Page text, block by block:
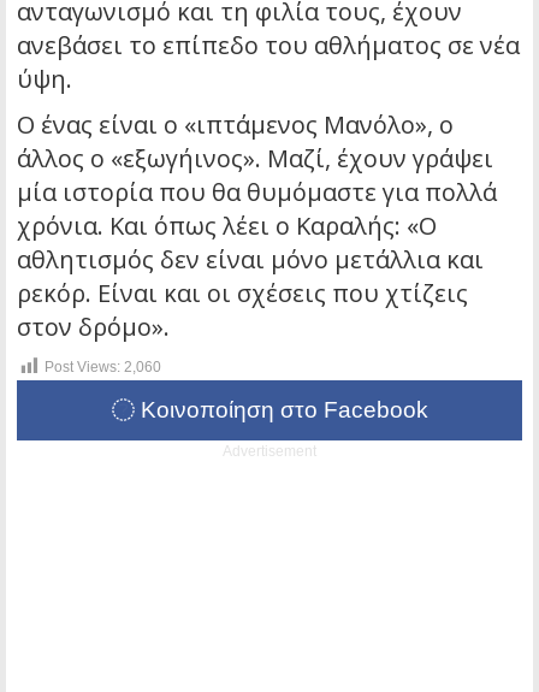
ανταγωνισμό και τη φιλία τους, έχουν
ανεβάσει το επίπεδο του αθλήματος σε νέα
ύψη.
Ο ένας είναι ο «ιπτάμενος Μανόλο», ο
άλλος ο «εξωγήινος». Μαζί, έχουν γράψει
μία ιστορία που θα θυμόμαστε για πολλά
χρόνια. Και όπως λέει ο Καραλής: «Ο
αθλητισμός δεν είναι μόνο μετάλλια και
ρεκόρ. Είναι και οι σχέσεις που χτίζεις
στον δρόμο».
Post Views: 2,060
Κοινοποίηση στο Facebook
Advertisement